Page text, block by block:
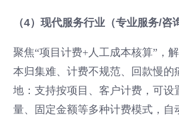
（4）现代服务行业（专业服务/咨
聚焦“项目计费+人工成本核算”，
本归集难、计费不规范、回款慢的
地：支持按项目、客户计费，可设
量、固定金额等多种计费模式，自